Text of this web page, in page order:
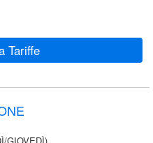
Tariffe